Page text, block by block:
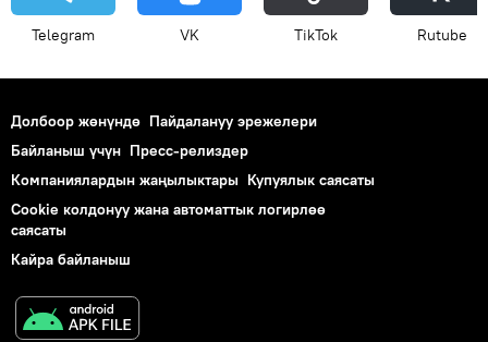
Telegram VK ТikТоk Rutube
Долбоор жөнүндө Пайдалануу эрежелери
Байланыш үчүн Пресс-релиздер
Компаниялардын жаңылыктары Купуялык саясаты
Cookie колдонуу жана автоматтык логирлөө
саясаты
Кайра байланыш